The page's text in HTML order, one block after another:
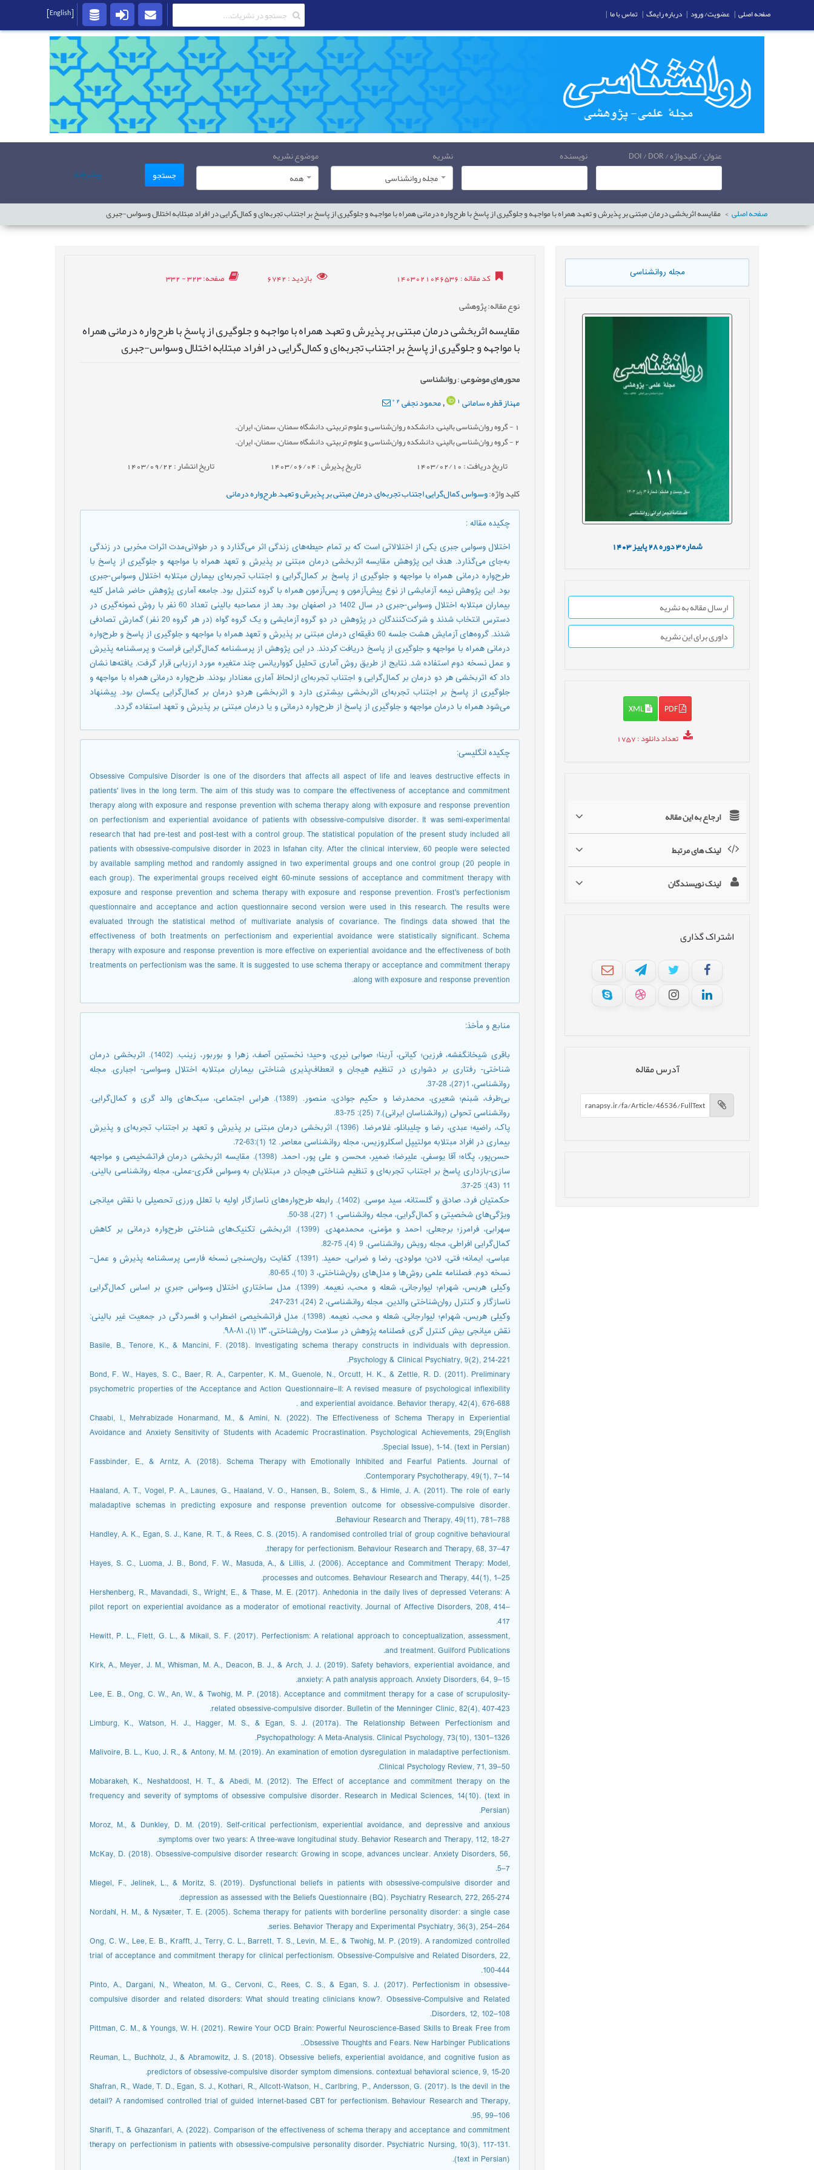
عنوان / کلیدواژه / DOI / DOR نویسنده
نشریه
مجله روانشناسی
موضوع نشریه
همه
جستجو پیشرفته
صفحه اصلی مقایسه اثربخشی درمان مبتنی بر پذیرش و تعهد همراه با مواجهه و جلوگیری از پاسخ با طرح‌واره درمانی همراه با مواجهه و جلوگیری از پاسخ بر اجتناب تجربه‌ای و کمال‌گرایی در افراد مبتلابه اختلال وسواس-جبری
مجله روانشناسی
شماره3 دوره پاییز1403
ارسال مقاله به نشریه
داوری برای این نشریه
PDF
XML
تعداد دانلود: 1757
ارجاع به این مقاله
لینک های مرتبط
لینک نویسندگان
اشتراک گذاری
آدرس مقاله
کد مقاله: 1403021046536 بازدید: 6742 صفحه: 323 - 332
نوع مقاله: پژوهشی
مقایسه اثربخشی درمان مبتنی بر پذیرش و تعهد همراه با مواجهه و جلوگیری از پاسخ با طرح‌واره درمانی همراه
با مواجهه و جلوگیری از پاسخ بر اجتناب تجربه‌ای و کمال‌گرایی در افراد مبتلابه اختلال وسواس-جبری
محورهای موضوعی:روانشناسی
مهناز قطره سامانی 1
,محمود نجفی2
*
1 - گروه روان‌شناسی بالینی، دانشکده روان‌شناسی و علوم تربیتی، دانشگاه سمنان، سمنان، ایران.
2- گروه روان‌شناسی بالینی، دانشکده روان‌شناسی و علوم تربیتی، دانشگاه سمنان، سمنان، ایران.
تاریخ دریافت : 1403/02/10 تاریخ پذیرش : 1403/06/04 تاریخ انتشار : 1403/09/22
کلید واژه:وسواس,کمال‌گرایی,اجتناب تجربه‌ای,درمان مبتنی بر پذیرش و تعهد,طرح‌واره درمانی,
چکیده مقاله:
اختلال وسواس جبری یکی از اختلالاتی است که بر تمام حیطه‌های زندگی اثر می‌گذارد و در طولانی‌مدت اثرات مخربی در زندگی
به‌جای می‌گذارد. هدف این پژوهش مقایسه اثربخشی درمان مبتنی بر پذیرش و تعهد همراه با مواجهه و جلوگیری از پاسخ با
طرح‌واره درمانی همراه با مواجهه و جلوگیری از پاسخ بر کمال‌گرایی و اجتناب تجربه‌ای بیماران مبتلابه اختلال وسواس-جبری
بود. این پژوهش نیمه آزمایشی از نوع پیش‌آزمون و پس‌آزمون همراه با گروه کنترل بود. جامعه آماری پژوهش حاضر شامل کلیه
بیماران مبتلابه اختلال وسواس-جبری در سال 1402 در اصفهان بود. بعد از مصاحبه بالینی تعداد 60 نفر با روش نمونه‌گیری در
دسترس انتخاب شدند و شرکت‌کنندگان در پژوهش در دو گروه آزمایشی و یک گروه گواه (در هر گروه 20 نفر) گمارش تصادفی
شدند. گروه‌های آزمایش هشت جلسه 60 دقیقه‌ای درمان مبتنی بر پذیرش و تعهد همراه با مواجهه و جلوگیری از پاسخ و طرح‌واره
درمانی همراه با مواجهه و جلوگیری از پاسخ دریافت کردند. در این پژوهش از پرسشنامه کمال‌گرایی فراست و پرسشنامه پذیرش
و عمل نسخه دوم استفاده شد. نتایج از طریق روش آماری تحلیل کوواریانس چند متغیره مورد ارزیابی قرار گرفت. یافته‌ها نشان
داد که اثربخشی هر دو درمان بر کمال‌گرایی و اجتناب تجربه‌ای ازلحاظ آماری معنادار بودند. طرح‌واره درمانی همراه با مواجهه و
جلوگیری از پاسخ بر اجتناب تجربه‌ای اثربخشی بیشتری دارد و اثربخشی هردو درمان بر کمال‌گرایی یکسان بود. پیشنهاد
می‌شود همراه با درمان مواجهه و جلوگیری از پاسخ از طرح‌واره درمانی و یا درمان مبتنی بر پذیرش و تعهد استفاده گردد.
چکیده انگلیسی:
Obsessive Compulsive Disorder is one of the disorders that affects all aspect of life and leaves destructive effects in
patients' lives in the long term. The aim of this study was to compare the effectiveness of acceptance and commitment
therapy along with exposure and response prevention with schema therapy along with exposure and response prevention
on perfectionism and experiential avoidance of patients with obsessive-compulsive disorder. It was semi-experimental
research that had pre-test and post-test with a control group. The statistical population of the present study included all
patients with obsessive-compulsive disorder in 2023 in Isfahan city. After the clinical interview, 60 people were selected
by available sampling method and randomly assigned in two experimental groups and one control group (20 people in
each group). The experimental groups received eight 60-minute sessions of acceptance and commitment therapy with
exposure and response prevention and schema therapy with exposure and response prevention. Frost's perfectionism
questionnaire and acceptance and action questionnaire second version were used in this research. The results were
evaluated through the statistical method of multivariate analysis of covariance. The findings data showed that the
effectiveness of both treatments on perfectionism and experiential avoidance were statistically significant. Schema
therapy with exposure and response prevention is more effective on experiential avoidance and the effectiveness of both
treatments on perfectionism was the same. It is suggested to use schema therapy or acceptance and commitment therapy
along with exposure and response prevention.
منابع و مأخذ:
باقری شیخانگفشه، فرزین؛ کیانی، آرینا؛ صوابی نیری، وحید؛ نخستین آصف، زهرا و بوربور، زینب. (1402). اثربخشی درمان
شناختی- رفتاری بر دشواری در تنظیم هیجان و انعطاف‌‌پذیری شناختی بیماران مبتلابه اختلال وسواسی- اجباری. مجله
روانشناسی، 1(27)، 28-37.
بی‌طرف، شبنم؛ شعیری، محمدرضا و حکیم جوادی، منصور. (1389). هراس اجتماعی، سبک‌های والد گری و کمال‌گرایی.
روانشناسی تحولی (روانشناسان ایرانی).7 (25): 75-83.
پاک، راضیه؛ عبدی، رضا و چلیبانلو، غلامرضا. (1396). اثربخشی درمان مبتنی بر پذیرش و تعهد بر اجتناب تجربه‌ای و پذیرش
بیماری در افراد مبتلابه مولتیپل اسکلروزیس، مجله روانشناسی معاصر. 12 (1):63-72.
حسن‌پور، پگاه؛ آقا یوسفی، علیرضا؛ ضمیر، محسن و علی پور، احمد. (1398). مقایسه اثربخشی درمان فراتشخیصی و مواجهه
سازی-بازداری پاسخ بر اجتناب تجربه‌ای و تنظیم شناختی هیجان در مبتلایان به وسواس فکری-عملی، مجله روانشناسی بالینی.
11 (43): 25-37.
حکمتیان فرد، صادق و گلستانه، سید موسی. (1402). رابطه طرح‌واره‌های ناسازگار اولیه با تعلل ورزی تحصیلی با نقش میانجی
ویژگی‌های شخصیتی و کمال‌گرایی، مجله روانشناسی. 1 (27)، 38-50.
سهرابی، فرامرز؛ برجعلی، احمد و مؤمنی، محمدمهدی. (1399). اثربخشی تکنیک‌های شناختی طرح‌واره درمانی بر کاهش
کمال‌گرایی افراطی، مجله رویش روانشناسی. 9 (4)، 75-82.
عباسی، ایمانه؛ فتی، لادن؛ مولودی، رضا و ضرابی، حمید. (1391). کفایت روان‌سنجی نسخه فارسی پرسشنامه پذیرش و عمل–
نسخه دوم. فصلنامه علمی روش‌ها و مدل‌های روان‌شناختی، 3 (10)، 65-80.
وکیلی هریس، شهرام؛ لیوارجانی، شعله و محب، نعیمه. (1399). مدل ساختاري اختلال وسواس جبري بر اساس کمال‌گرایی
ناسازگار و کنترل روان‌شناختی والدين. مجله روانشناسی، 2 (24)، 231-247.
وکیلی هریس، شهرام؛ لیوارجانی، شعله و محب، نعیمه. (1398). مدل فراتشخیصی اضطراب و افسردگی در جمعیت غیر بالینی:
نقش میانجی بیش کنترل گری. فصلنامه پژوهش در سلامت روان‌شناختی، ۱۳ (۱)، ۸۱-۹۸.
Basile, B., Tenore, K., & Mancini, F. (2018). Investigating schema therapy constructs in individuals with depression.
Psychology & Clinical Psychiatry, 9(2), 214-221.
Bond, F. W., Hayes, S. C., Baer, R. A., Carpenter, K. M., Guenole, N., Orcutt, H. K., & Zettle, R. D. (2011). Preliminary
psychometric properties of the Acceptance and Action Questionnaire–II: A revised measure of psychological inflexibility
and experiential avoidance. Behavior therapy, 42(4), 676-688 .
Chaabi, I., Mehrabizade Honarmand, M., & Amini, N. (2022). The Effectiveness of Schema Therapy in Experiential
Avoidance and Anxiety Sensitivity of Students with Academic Procrastination. Psychological Achievements, 29(English
Special Issue), 1-14. (text in Persian).
Fassbinder, E., & Arntz, A. (2018). Schema Therapy with Emotionally Inhibited and Fearful Patients. Journal of
Contemporary Psychotherapy, 49(1), 7–14.
Haaland, A. T., Vogel, P. A., Launes, G., Haaland, V. O., Hansen, B., Solem, S., & Himle, J. A. (2011). The role of early
maladaptive schemas in predicting exposure and response prevention outcome for obsessive-compulsive disorder.
Behaviour Research and Therapy, 49(11), 781–788.
Handley, A. K., Egan, S. J., Kane, R. T., & Rees, C. S. (2015). A randomised controlled trial of group cognitive behavioural
therapy for perfectionism. Behaviour Research and Therapy, 68, 37–47.
Hayes, S. C., Luoma, J. B., Bond, F. W., Masuda, A., & Lillis, J. (2006). Acceptance and Commitment Therapy: Model,
processes and outcomes. Behaviour Research and Therapy, 44(1), 1–25.
Hershenberg, R., Mavandadi, S., Wright, E., & Thase, M. E. (2017). Anhedonia in the daily lives of depressed Veterans: A
pilot report on experiential avoidance as a moderator of emotional reactivity. Journal of Affective Disorders, 208, 414–
417.
Hewitt, P. L., Flett, G. L., & Mikail, S. F. (2017). Perfectionism: A relational approach to conceptualization, assessment,
and treatment. Guilford Publications.
Kirk, A., Meyer, J. M., Whisman, M. A., Deacon, B. J., & Arch, J. J. (2019). Safety behaviors, experiential avoidance, and
anxiety: A path analysis approach. Anxiety Disorders, 64, 9–15.
Lee, E. B., Ong, C. W., An, W., & Twohig, M. P. (2018). Acceptance and commitment therapy for a case of scrupulosity-
related obsessive-compulsive disorder. Bulletin of the Menninger Clinic, 82(4), 407-423.
Limburg, K., Watson, H. J., Hagger, M. S., & Egan, S. J. (2017a). The Relationship Between Perfectionism and
Psychopathology: A Meta-Analysis. Clinical Psychology, 73(10), 1301–1326.
Malivoire, B. L., Kuo, J. R., & Antony, M. M. (2019). An examination of emotion dysregulation in maladaptive perfectionism.
Clinical Psychology Review, 71, 39–50.
Mobarakeh, K., Neshatdoost, H. T., & Abedi, M. (2012). The Effect of acceptance and commitment therapy on the
frequency and severity of symptoms of obsessive compulsive disorder. Research in Medical Sciences, 14(10). (text in
Persian).
Moroz, M., & Dunkley, D. M. (2019). Self-critical perfectionism, experiential avoidance, and depressive and anxious
symptoms over two years: A three-wave longitudinal study. Behavior Research and Therapy, 112, 18-27.‏
McKay, D. (2018). Obsessive-compulsive disorder research: Growing in scope, advances unclear. Anxiety Disorders, 56,
5–7.
Miegel, F., Jelinek, L., & Moritz, S. (2019). Dysfunctional beliefs in patients with obsessive-compulsive disorder and
depression as assessed with the Beliefs Questionnaire (BQ). Psychiatry Research, 272, 265-274.
Nordahl, H. M., & Nysæter, T. E. (2005). Schema therapy for patients with borderline personality disorder: a single case
series. Behavior Therapy and Experimental Psychiatry, 36(3), 254–264.
Ong, C. W., Lee, E. B., Krafft, J., Terry, C. L., Barrett, T. S., Levin, M. E., & Twohig, M. P. (2019). A randomized controlled
trial of acceptance and commitment therapy for clinical perfectionism. Obsessive-Compulsive and Related Disorders, 22,
100-444.
Pinto, A., Dargani, N., Wheaton, M. G., Cervoni, C., Rees, C. S., & Egan, S. J. (2017). Perfectionism in obsessive-
compulsive disorder and related disorders: What should treating clinicians know?. Obsessive-Compulsive and Related
Disorders, 12, 102–108.
Pittman, C. M., & Youngs, W. H. (2021). Rewire Your OCD Brain: Powerful Neuroscience-Based Skills to Break Free from
Obsessive Thoughts and Fears. New Harbinger Publications.‏.
Reuman, L., Buchholz, J., & Abramowitz, J. S. (2018). Obsessive beliefs, experiential avoidance, and cognitive fusion as
predictors of obsessive-compulsive disorder symptom dimensions. contextual behavioral science, 9, 15-20.‏
Shafran, R., Wade, T. D., Egan, S. J., Kothari, R., Allcott-Watson, H., Carlbring, P., Andersson, G. (2017). Is the devil in the
detail? A randomised controlled trial of guided internet-based CBT for perfectionism. Behaviour Research and Therapy,
95, 99–106.
Sharifi, T., & Ghazanfari, A. (2022). Comparison of the effectiveness of schema therapy and acceptance and commitment
therapy on perfectionism in patients with obsessive-compulsive personality disorder. Psychiatric Nursing, 10(3), 117-131.
(text in Persian).
صفحه اصلی | عضویت/ ورود | درباره رایمگ | تماس با ما |
[English]